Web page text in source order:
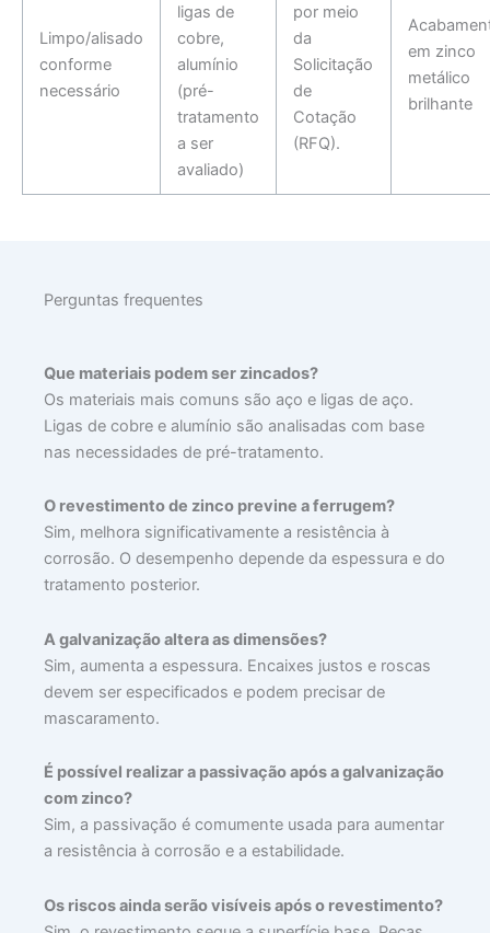
Limpo/alisado
conforme
necessário
ligas de
cobre,
alumínio
(pré-
tratamento
a ser
avaliado)
por meio
da
Solicitação
de
Cotação
(RFQ).
em zinco
metálico
brilhante
Perguntas frequentes
Que materiais podem ser zincados?
Os materiais mais comuns são aço e ligas de aço.
Ligas de cobre e alumínio são analisadas com base
nas necessidades de pré-tratamento.
O revestimento de zinco previne a ferrugem?
Sim, melhora significativamente a resistência à
corrosão. O desempenho depende da espessura e do
tratamento posterior.
A galvanização altera as dimensões?
Sim, aumenta a espessura. Encaixes justos e roscas
devem ser especificados e podem precisar de
mascaramento.
É possível realizar a passivação após a galvanização
com zinco?
Sim, a passivação é comumente usada para aumentar
a resistência à corrosão e a estabilidade.
Os riscos ainda serão visíveis após o revestimento?